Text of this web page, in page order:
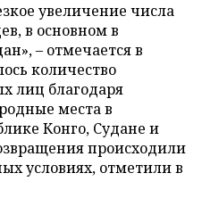
увеличение числа
в основном в
– отмечается в
количество
лиц благодаря
места в
Конго, Судане и
происходили
условиях, отметили в